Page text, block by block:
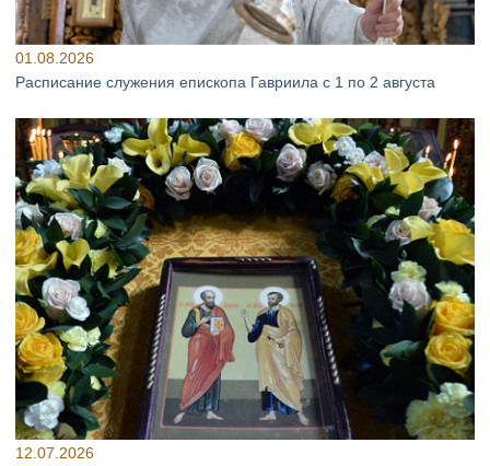
01.08.2026
Расписание служения епископа Гавриила с 1 по 2 августа
12.07.2026